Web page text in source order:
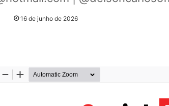
16 de junho de 2026